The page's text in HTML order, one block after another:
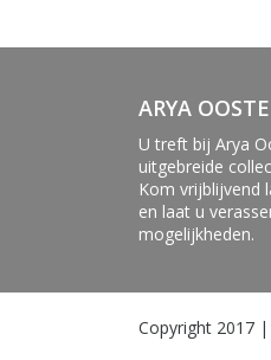
ARYA
U treft bij Arya
uitgebreide
Kom vrijblijvend
en laat u
mogelijkheden.
Copyright 2017 |